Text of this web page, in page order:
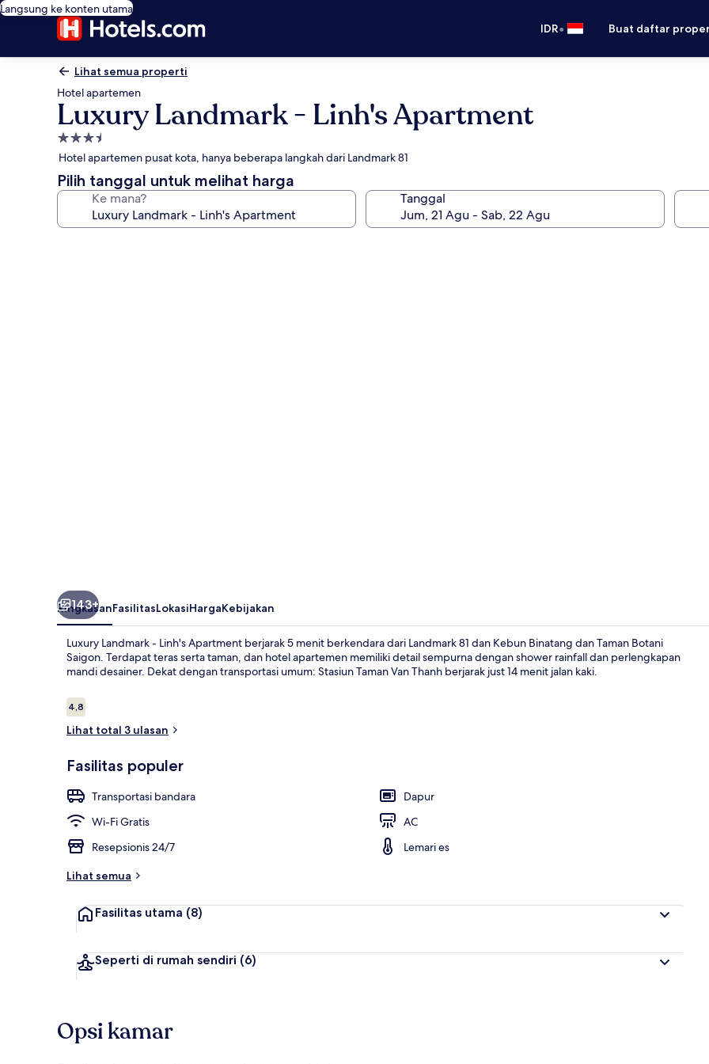
Langsung ke konten utama
IDR• Buat daftar
Lihat semua properti
Hotel apartemen
Luxury Landmark - Linh's Apartment
Properti
bintang
3.5
Hotel apartemen pusat kota, hanya beberapa langkah dari Landmark 81
Pilih tanggal untuk melihat harga
Ke mana? Tanggal
Meja kerja,
143+
RingkasanFasilitasLokasiHargaKebijakan
Luxury Landmark - Linh's Apartment berjarak 5 menit berkendara dari Landmark 81 dan Kebun Binatang dan Taman Botani
Saigon. Terdapat teras serta taman, dan hotel apartemen memiliki detail sempurna dengan shower rainfall dan perlengkapan
mandi desainer. Dekat dengan transportasi umum: Stasiun Taman Van Thanh berjarak just 14 menit jalan kaki.
Ulasan
4,84,8 dari 10
Lihat total 3 ulasan
Fasilitas populer
Transportasi bandara
Dapur
Wi-Fi Gratis
AC
Resepsionis 24/7
Lemari es
Lihat semua
Fasilitas utama (8)
Seperti di rumah sendiri (6)
Opsi kamar